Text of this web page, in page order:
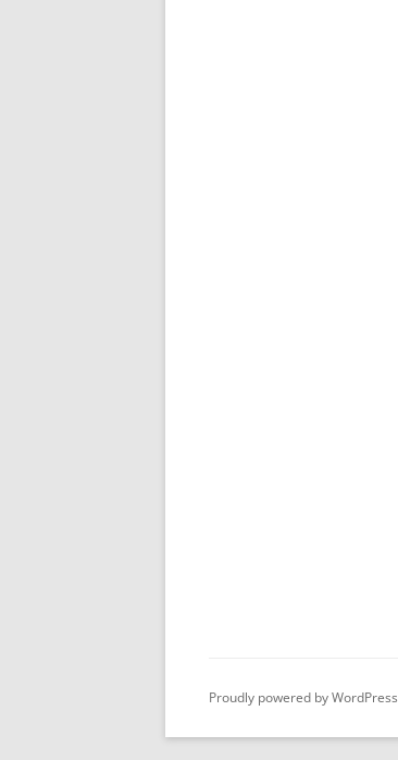
Proudly powered by WordPress